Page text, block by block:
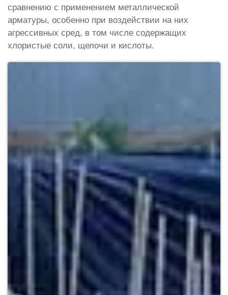
сравнению с применением металлической
арматуры, особенно при воздействии на них
агрессивных сред, в том числе содержащих
хлористые соли, щелочи и кислоты.